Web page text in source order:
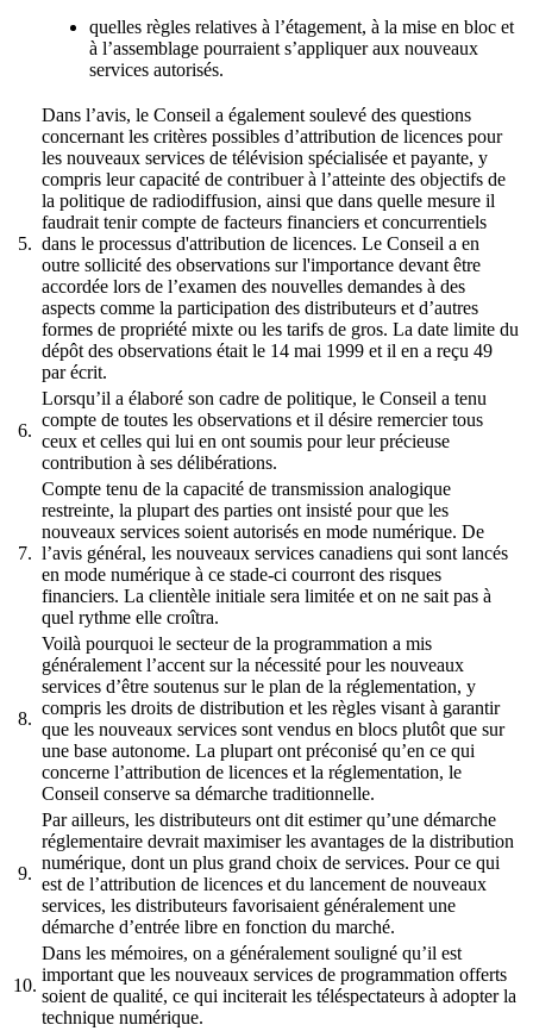
quelles règles relatives à l’étagement, à la mise en bloc et
à l’assemblage pourraient s’appliquer aux nouveaux
services autorisés.
5.
Dans l’avis, le Conseil a également soulevé des questions
concernant les critères possibles d’attribution de licences pour
les nouveaux services de télévision spécialisée et payante, y
compris leur capacité de contribuer à l’atteinte des objectifs de
la politique de radiodiffusion, ainsi que dans quelle mesure il
faudrait tenir compte de facteurs financiers et concurrentiels
dans le processus d'attribution de licences. Le Conseil a en
outre sollicité des observations sur l'importance devant être
accordée lors de l’examen des nouvelles demandes à des
aspects comme la participation des distributeurs et d’autres
formes de propriété mixte ou les tarifs de gros. La date limite du
dépôt des observations était le 14 mai 1999 et il en a reçu 49
par écrit.
6.
Lorsqu’il a élaboré son cadre de politique, le Conseil a tenu
compte de toutes les observations et il désire remercier tous
ceux et celles qui lui en ont soumis pour leur précieuse
contribution à ses délibérations.
7.
Compte tenu de la capacité de transmission analogique
restreinte, la plupart des parties ont insisté pour que les
nouveaux services soient autorisés en mode numérique. De
l’avis général, les nouveaux services canadiens qui sont lancés
en mode numérique à ce stade-ci courront des risques
financiers. La clientèle initiale sera limitée et on ne sait pas à
quel rythme elle croîtra.
8.
Voilà pourquoi le secteur de la programmation a mis
généralement l’accent sur la nécessité pour les nouveaux
services d’être soutenus sur le plan de la réglementation, y
compris les droits de distribution et les règles visant à garantir
que les nouveaux services sont vendus en blocs plutôt que sur
une base autonome. La plupart ont préconisé qu’en ce qui
concerne l’attribution de licences et la réglementation, le
Conseil conserve sa démarche traditionnelle.
9.
Par ailleurs, les distributeurs ont dit estimer qu’une démarche
réglementaire devrait maximiser les avantages de la distribution
numérique, dont un plus grand choix de services. Pour ce qui
est de l’attribution de licences et du lancement de nouveaux
services, les distributeurs favorisaient généralement une
démarche d’entrée libre en fonction du marché.
10.
Dans les mémoires, on a généralement souligné qu’il est
important que les nouveaux services de programmation offerts
soient de qualité, ce qui inciterait les téléspectateurs à adopter la
technique numérique.